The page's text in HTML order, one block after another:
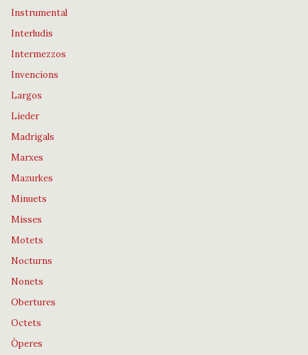
Instrumental
Interludis
Intermezzos
Invencions
Largos
Lieder
Madrigals
Marxes
Mazurkes
Minuets
Misses
Motets
Nocturns
Nonets
Obertures
Octets
Òperes